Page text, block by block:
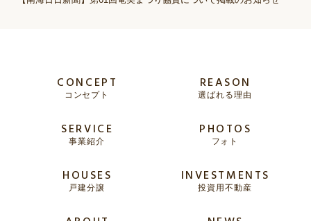
CONCEPT
コンセプト
REASON
選ばれる理由
SERVICE
事業紹介
PHOTOS
フォト
HOUSES
戸建分譲
INVESTMENTS
投資用不動産